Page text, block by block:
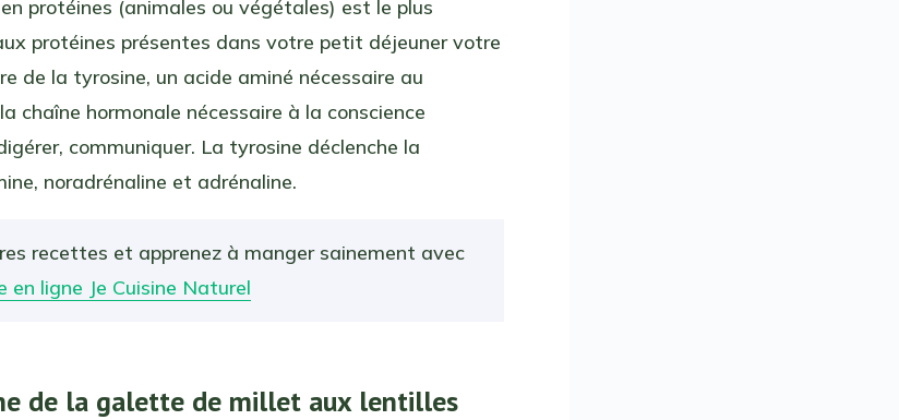
protéines (animales ou végétales) est le plus
protéines présentes dans votre petit déjeuner votre
de la tyrosine, un acide aminé nécessaire au
chaîne hormonale nécessaire à la conscience
communiquer. La tyrosine déclenche la
noradrénaline et adrénaline.
recettes et apprenez à manger sainement avec
en ligne Je Cuisine Naturel
de la galette de millet aux lentilles